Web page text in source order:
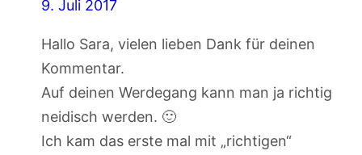
9. Juli 2017
Hallo Sara, vielen lieben Dank für deinen
Kommentar.
Auf deinen Werdegang kann man ja richtig
neidisch werden. 🙂
Ich kam das erste mal mit „richtigen“